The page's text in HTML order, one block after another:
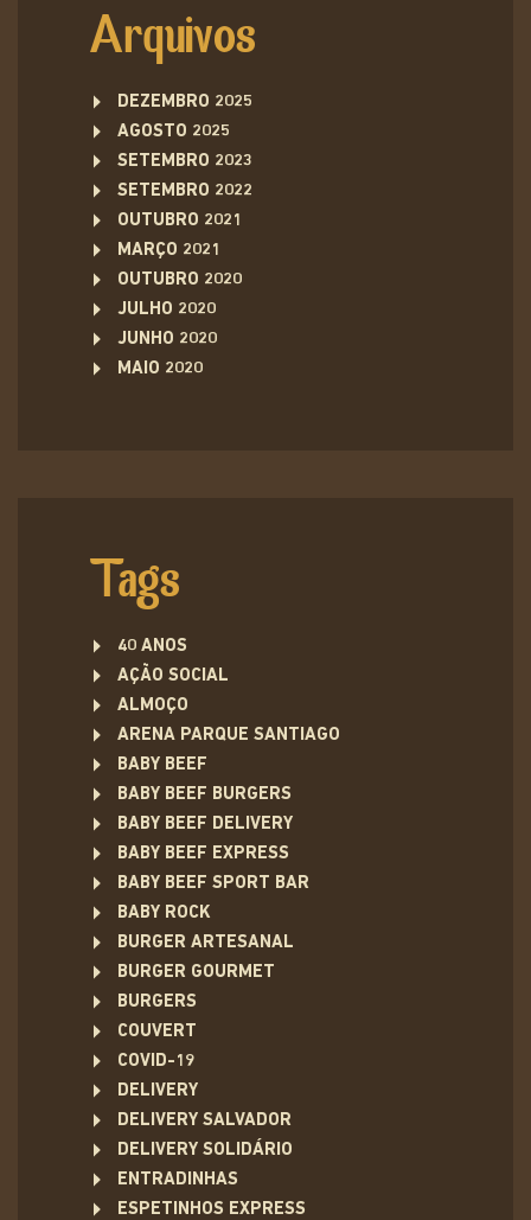
Arquivos
DEZEMBRO 2025
AGOSTO 2025
SETEMBRO 2023
SETEMBRO 2022
OUTUBRO 2021
MARÇO 2021
OUTUBRO 2020
JULHO 2020
JUNHO 2020
MAIO 2020
Tags
40 ANOS
AÇÃO SOCIAL
ALMOÇO
ARENA PARQUE SANTIAGO
BABY BEEF
BABY BEEF BURGERS
BABY BEEF DELIVERY
BABY BEEF EXPRESS
BABY BEEF SPORT BAR
BABY ROCK
BURGER ARTESANAL
BURGER GOURMET
BURGERS
COUVERT
COVID-19
DELIVERY
DELIVERY SALVADOR
DELIVERY SOLIDÁRIO
ENTRADINHAS
ESPETINHOS EXPRESS